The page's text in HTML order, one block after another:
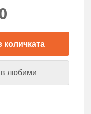
количката
любими